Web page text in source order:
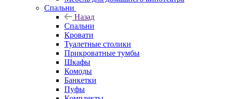
Спальни
Назад
Спальни
Кровати
Туалетные столики
Прикроватные тумбы
Шкафы
Комоды
Банкетки
Пуфы